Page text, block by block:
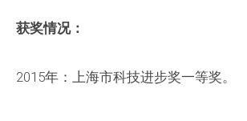
获奖情况：
2015年：上海市科技进步奖一等奖。